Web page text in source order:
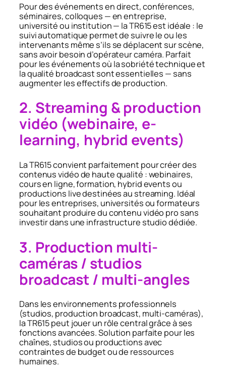
Pour des événements en direct, conférences,
séminaires, colloques — en entreprise,
université ou institution — la TR615 est idéale : le
suivi automatique permet de suivre le ou les
intervenants même s’ils se déplacent sur scène,
sans avoir besoin d’opérateur caméra. Parfait
pour les événements où la sobriété technique et
la qualité broadcast sont essentielles — sans
augmenter les effectifs de production.
2. Streaming & production
vidéo (webinaire, e-
learning, hybrid events)
La TR615 convient parfaitement pour créer des
contenus vidéo de haute qualité : webinaires,
cours en ligne, formation, hybrid events ou
productions live destinées au streaming. Idéal
pour les entreprises, universités ou formateurs
souhaitant produire du contenu vidéo pro sans
investir dans une infrastructure studio dédiée.
3. Production multi-
caméras / studios
broadcast / multi-angles
Dans les environnements professionnels
(studios, production broadcast, multi-caméras),
la TR615 peut jouer un rôle central grâce à ses
fonctions avancées. Solution parfaite pour les
chaînes, studios ou productions avec
contraintes de budget ou de ressources
humaines.